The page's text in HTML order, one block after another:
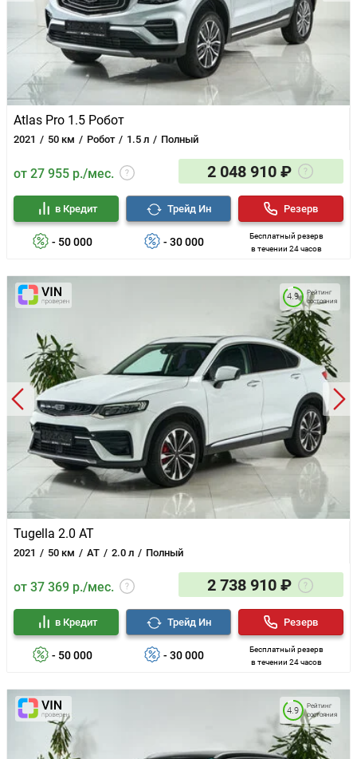
Atlas Pro 1.5 Робот
2021 50 км Робот 1.5 л Полный
от 27 955 р./мес. 2 048 910 ₽
- 50 000
в Кредит
- 30 000
Трейд Ин
Бесплатный резерв
в течении 24 часов
Резерв
Tugella 2.0 AT
2021 50 км AT 2.0 л Полный
Рейтинг
состояния
4.9
от 37 369 р./мес. 2 738 910 ₽
- 50 000
в Кредит
- 30 000
Трейд Ин
Бесплатный резерв
в течении 24 часов
Резерв
Рейтинг
состояния
4.9